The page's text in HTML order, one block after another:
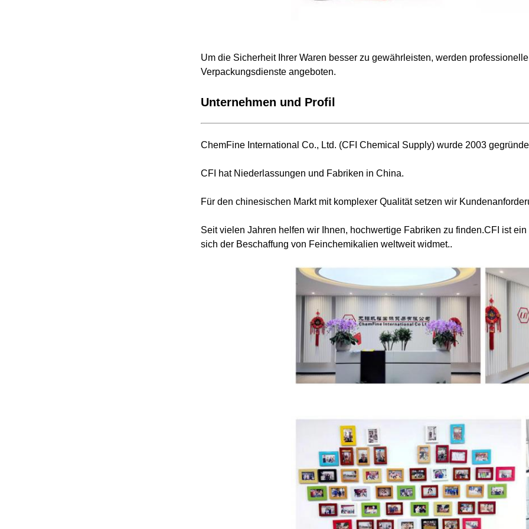
Um die Sicherheit Ihrer Waren besser zu gewährleisten, werden
Verpackungsdienste angeboten.
Unternehmen und Profil
ChemFine International Co., Ltd. (CFI Chemical Supply) wurde 2003
CFI hat Niederlassungen und Fabriken in China.
Für den chinesischen Markt mit komplexer Qualität setzen wir
Seit vielen Jahren helfen wir Ihnen, hochwertige Fabriken zu finden.CFI ist
sich der Beschaffung von Feinchemikalien weltweit widmet..